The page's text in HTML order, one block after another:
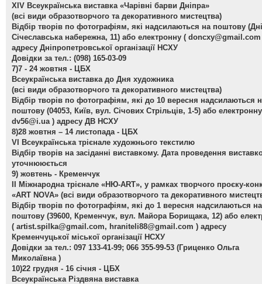
ХІV Всеукраїнська виставка «Чарівні барви Дніпра»
(всі види образотворчого та декоративного мистецтва)
Відбір творів по фотографіям, які надсилаються на поштову
Січеславська набережна, 11) або електронну ( doncxy@gmail.com
адресу Дніпропетровської організації НСХУ
Довідки за тел.: (098) 165-03-09
7)7 - 24 жовтня - ЦБХ
Всеукраїнська виставка до Дня художника
(всі види образотворчого та декоративного мистецтва)
Відбір творів по фотографіям, які до 10 вересня надсилаються
поштову (04053, Київ, вул. Січових Стрільців, 1-5) або
dv56@i.ua ) адресу ДВ НСХУ
8)28 жовтня – 14 листопада - ЦБХ
VІ Всеукраїнська трієнале художнього текстилю
Відбір творів на засіданні виставкому. Дата проведення
уточнююється
9) жовтень - Кременчук
ІІ Міжнародна трієнале «НЮ-АRТ», у рамках творчого проєку-
«ART NOVA» (всі види образотворчого та декоративного
Відбір творів по фотографіям, які до 1 вересня надсилаються на
поштову (39600, Кременчук, вул. Майора Борищака, 12) або
( artist.spilka@gmail.com, hraniteli88@gmail.com ) адресу
Кременчуцької міської організації НСХУ
Довідки за тел.: 097 133-41-99; 066 355-99-53 (Гриценко Ольга
Миколаївна )
10)22 грудня - 16 січня - ЦБХ
Всеукраїнська Різдвяна виставка